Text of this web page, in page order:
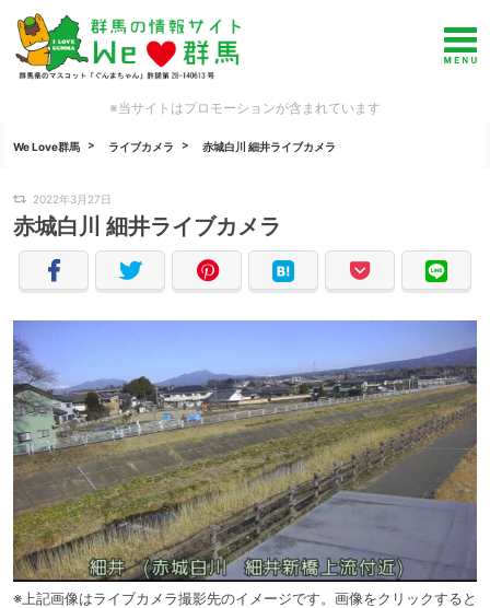
※当サイトはプロモーションが含まれています
We Love群馬 ライブカメラ 赤城白川 細井ライブカメラ
2022年3月27日
赤城白川 細井ライブカメラ
※上記画像はライブカメラ撮影先のイメージです。画像をクリックすると